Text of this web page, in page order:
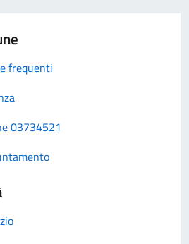
frequenti
03734521